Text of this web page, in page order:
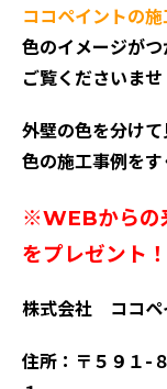
ココペイントの
色のイメージが
ご覧くださいませ
外壁の色を分け
色の施工事例をす
※WEBからの
をプレゼント！
株式会社 ココペ
住所：〒５９１-